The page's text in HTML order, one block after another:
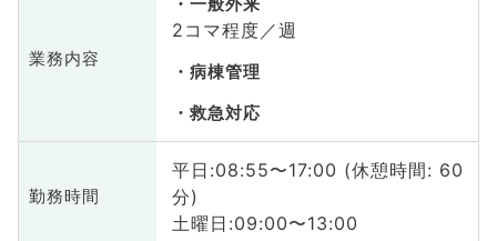
業務内容
一般外来
2コマ程度／週
病棟管理
救急対応
勤務時間
平日:08:55〜17:00 (休憩時間: 60
分)
土曜日:09:00〜13:00